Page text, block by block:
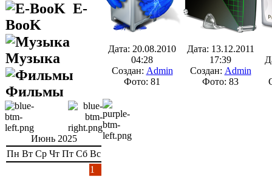
E-
BooK
Музыка
Фильмы
Июнь 2025
Пн Вт Ср Чт Пт Сб Вс
1
Дата: 20.08.2010
04:28
Создан: Admin
Фото: 81
Дата: 13.12.2011
17:39
Создан: Admin
Фото: 83